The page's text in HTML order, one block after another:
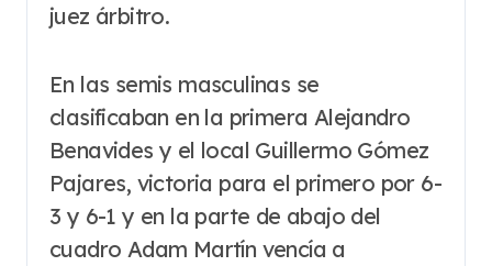
juez árbitro.
En las semis masculinas se
clasificaban en la primera Alejandro
Benavides y el local Guillermo Gómez
Pajares, victoria para el primero por 6-
3 y 6-1 y en la parte de abajo del
cuadro Adam Martín vencía a